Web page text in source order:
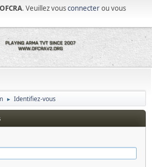
. Veuillez vousconnecterou vous
► Identifiez-vous